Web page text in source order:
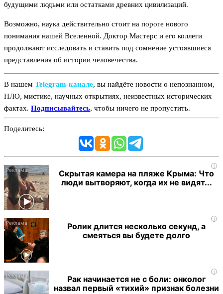
будущими людьми или остатками древних цивилизаций.
Возможно, наука действительно стоит на пороге нового
понимания нашей Вселенной. Доктор Мастерс и его коллеги
продолжают исследовать и ставить под сомнение устоявшиеся
представления об истории человечества.
В нашем Telegram‑канале, вы найдёте новости о непознанном,
НЛО, мистике, научных открытиях, неизвестных исторических
фактах. Подписывайтесь, чтобы ничего не пропустить.
Поделитесь:
i
Скрытая камера на пляже Крыма: Что
люди вытворяют, когда их не видят...
i
Ролик длится несколько секунд, а
смеяться вы будете долго
i
Рак начинается не с боли: онколог
назвал первый «тихий» признак болезни